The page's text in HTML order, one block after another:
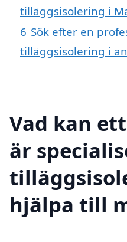
tilläggsisolering i
6 Sök efter en
tilläggsisolering i
Vad kan
är
hjälpa till